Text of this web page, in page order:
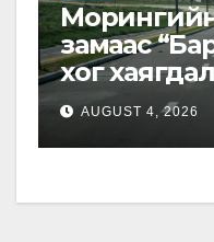
замаас
хог
хүртэлх
AUGUST 4, 2026